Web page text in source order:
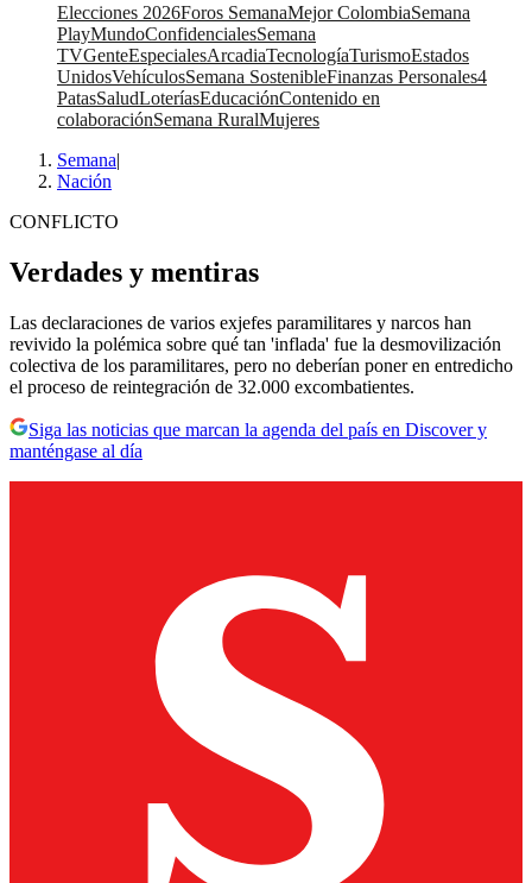
Elecciones 2026Foros SemanaMejor ColombiaSemana
PlayMundoConfidencialesSemana
TVGenteEspecialesArcadiaTecnologíaTurismoEstados
UnidosVehículosSemana SostenibleFinanzas Personales4
PatasSaludLoteríasEducaciónContenido en
colaboraciónSemana RuralMujeres
Semana|
Nación
CONFLICTO
Verdades y mentiras
Las declaraciones de varios exjefes paramilitares y narcos han
revivido la polémica sobre qué tan 'inflada' fue la desmovilización
colectiva de los paramilitares, pero no deberían poner en entredicho
el proceso de reintegración de 32.000 excombatientes.
Siga las noticias que marcan la agenda del país en Discover y
manténgase al día